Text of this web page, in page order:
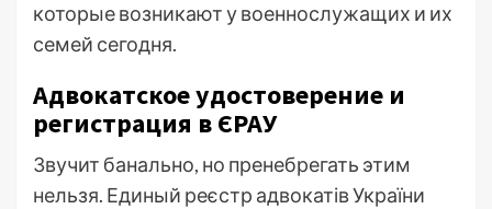
которые возникают у военнослужащих и их
семей сегодня.
Адвокатское удостоверение и
регистрация в ЄРАУ
Звучит банально, но пренебрегать этим
нельзя. Единый реєстр адвокатів України